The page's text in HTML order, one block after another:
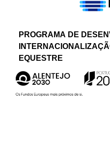
PROGRAMA DE
EQUESTRE